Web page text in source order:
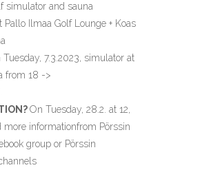
simulator and sauna
Pallo Ilmaa Golf Lounge + Koas
Tuesday, 7.3.2023, simulator at
from 18 ->
On Tuesday , 28.2. at 12,
more informationfrom Pörssin
group or Pörssin